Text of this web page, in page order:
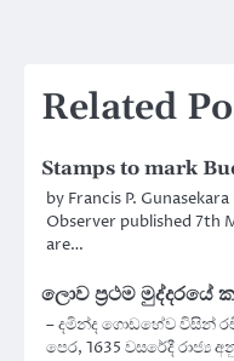
Related
Stamps to mark
by Francis P.
Observer published 7th
are…
ලොව ප්‍රථම මුද්දරයේ
– දමින්ද ගොඩහේව විසින්
පෙර, 1635 වසරේදී රාජ්‍ය